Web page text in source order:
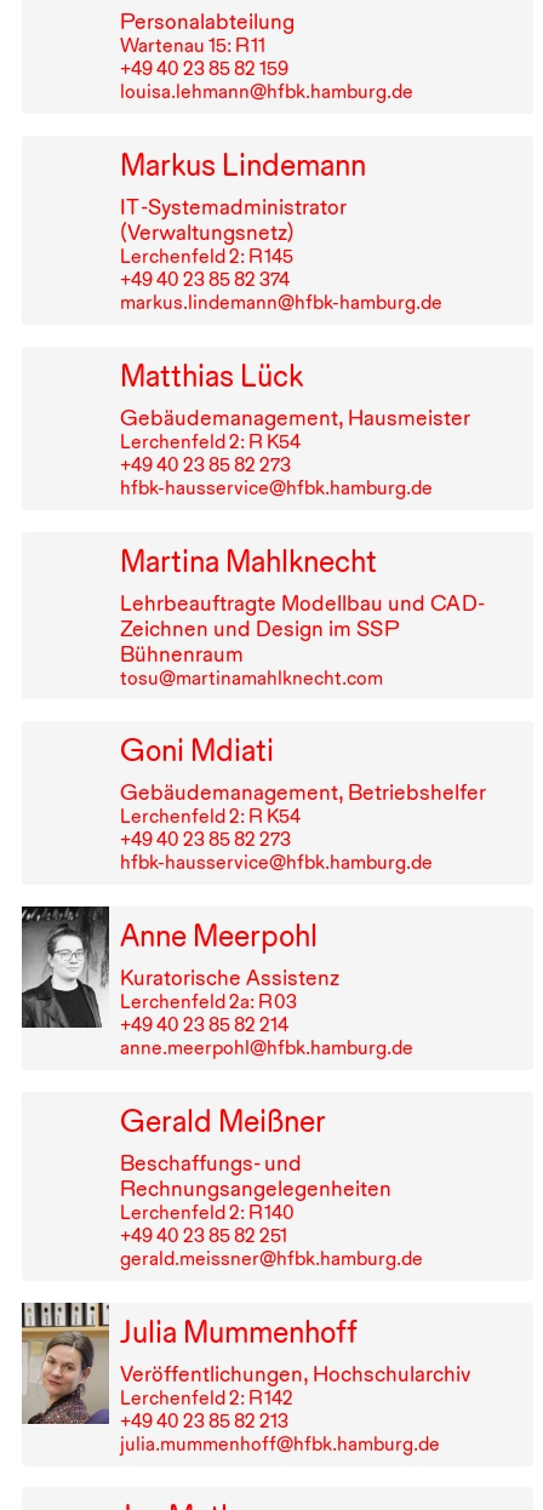
Personalabteilung
Wartenau 15: R⁠ ⁠11
+49⁠ ⁠40⁠ ⁠23⁠ ⁠85⁠ ⁠82⁠ ⁠159
louisa.lehmann@hfbk.hamburg.de
Markus Lindemann
IT-Systemadministrator
(Verwaltungsnetz)
Lerchenfeld 2: R⁠ ⁠145
+49⁠ ⁠40⁠ ⁠23⁠ ⁠85⁠ ⁠82⁠ ⁠374
markus.lindemann@hfbk-hamburg.de
Matthias Lück
Gebäudemanagement, Hausmeister
Lerchenfeld 2: R K54
+49⁠ ⁠40⁠ ⁠23⁠ ⁠85⁠ ⁠82⁠ ⁠273
hfbk-hausservice@hfbk.hamburg.de
Martina Mahlknecht
Lehrbeauftragte Modellbau und CAD-
Zeichnen und Design im SSP
Bühnenraum
tosu@martinamahlknecht.com
Goni Mdiati
Gebäudemanagement, Betriebshelfer
Lerchenfeld 2: R K54
+49⁠ ⁠40⁠ ⁠23⁠ ⁠85⁠ ⁠82⁠ ⁠273
hfbk-hausservice@hfbk.hamburg.de
Anne Meerpohl
Kuratorische Assistenz
Lerchenfeld 2a: R⁠ ⁠03
+49⁠ ⁠40⁠ ⁠23⁠ ⁠85⁠ ⁠82⁠ ⁠214
anne.meerpohl@hfbk.hamburg.de
Gerald Meißner
Beschaffungs- und
Rechnungsangelegenheiten
Lerchenfeld 2: R⁠ ⁠140
+49⁠ ⁠40⁠ ⁠23⁠ ⁠85⁠ ⁠82⁠ ⁠251
gerald.meissner@hfbk.hamburg.de
Julia Mummenhoff
Veröffentlichungen, Hochschularchiv
Lerchenfeld 2: R⁠ ⁠142
+49⁠ ⁠40⁠ ⁠23⁠ ⁠85⁠ ⁠82⁠ ⁠213
julia.mummenhoff@hfbk.hamburg.de